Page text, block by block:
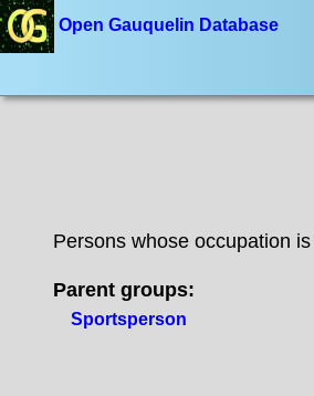
Open Gauquelin Database
Persons whose occupation
Parent groups:
Sportsperson